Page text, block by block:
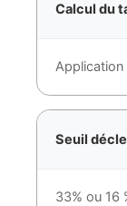
Calcul du
Seuil
33% ou 16